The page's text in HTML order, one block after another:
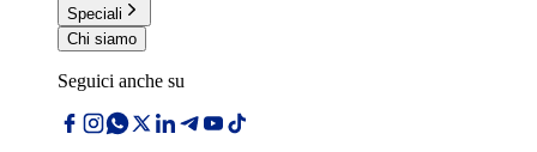
Speciali
Chi siamo
Seguici anche su